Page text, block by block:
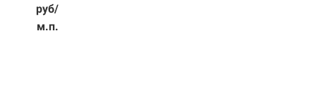
руб/
м.п.